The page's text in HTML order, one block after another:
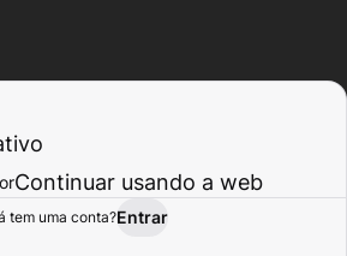
Atividade
Continuar usando a web
tem uma conta?Entrar